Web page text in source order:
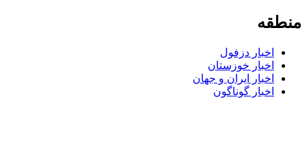
اخبار دزفول
اخبار خوزستان
اخبار ایران و جهان
اخبار گوناگون